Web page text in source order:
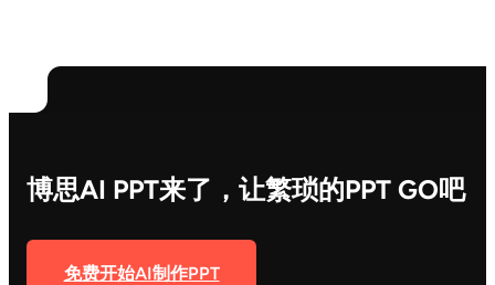
博思AI PPT来了，让繁琐的PPT GO吧
免费开始AI制作PPT